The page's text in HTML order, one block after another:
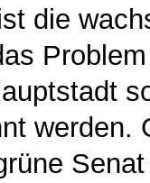
die
werden.